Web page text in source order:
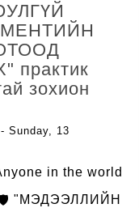
практик
зохион
- Sunday, 13
in the world
"МЭДЭЭЛЛИЙН